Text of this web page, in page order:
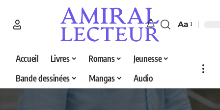
Aa
Accueil Livres Romans
Jeunesse
Bande dessinées
Mangas Audio